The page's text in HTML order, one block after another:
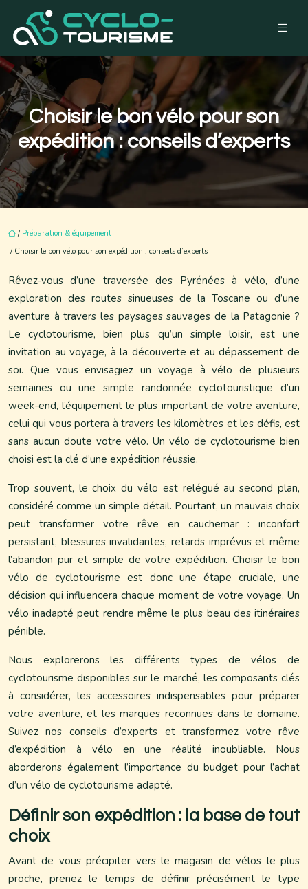
Choisir le bon vélo pour son
expédition : conseils d’experts
/ Préparation & équipement
/ Choisir le bon vélo pour son expédition : conseils d’experts
Rêvez-vous d’une traversée des Pyrénées à vélo, d’une
exploration des routes sinueuses de la Toscane ou d’une
aventure à travers les paysages sauvages de la Patagonie ?
Le cyclotourisme, bien plus qu’un simple loisir, est une
invitation au voyage, à la découverte et au dépassement de
soi. Que vous envisagiez un voyage à vélo de plusieurs
semaines ou une simple randonnée cyclotouristique d’un
week-end, l’équipement le plus important de votre aventure,
celui qui vous portera à travers les kilomètres et les défis, est
sans aucun doute votre vélo. Un vélo de cyclotourisme bien
choisi est la clé d’une expédition réussie.
Trop souvent, le choix du vélo est relégué au second plan,
considéré comme un simple détail. Pourtant, un mauvais choix
peut transformer votre rêve en cauchemar : inconfort
persistant, blessures invalidantes, retards imprévus et même
l’abandon pur et simple de votre expédition. Choisir le bon
vélo de cyclotourisme est donc une étape cruciale, une
décision qui influencera chaque moment de votre voyage. Un
vélo inadapté peut rendre même le plus beau des itinéraires
pénible.
Nous explorerons les différents types de vélos de
cyclotourisme disponibles sur le marché, les composants clés
à considérer, les accessoires indispensables pour préparer
votre aventure, et les marques reconnues dans le domaine.
Suivez nos conseils d’experts et transformez votre rêve
d’expédition à vélo en une réalité inoubliable. Nous
aborderons également l’importance du budget pour l’achat
d’un vélo de cyclotourisme adapté.
Définir son expédition : la base de tout
choix
Avant de vous précipiter vers le magasin de vélos le plus
proche, prenez le temps de définir précisément le type